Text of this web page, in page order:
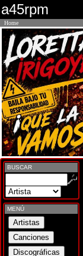
a45rpm
Home
BUSCAR
MENÚ